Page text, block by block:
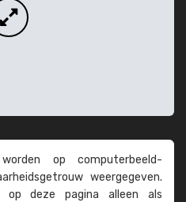
op computer­beeld­
weer­gegeven.
op deze pagina alleen als